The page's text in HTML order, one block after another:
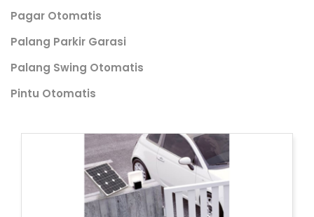
Pagar Otomatis
Palang Parkir Garasi
Palang Swing Otomatis
Pintu Otomatis